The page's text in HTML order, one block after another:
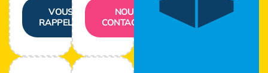
VOUS
RAPPELER
NOUS
CONTACTER